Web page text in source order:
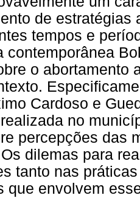
de estratégias
tempos e
contemporânea
o abortamento
Cardoso e
no
percepções das
dilemas para
tanto nas
que envolvem